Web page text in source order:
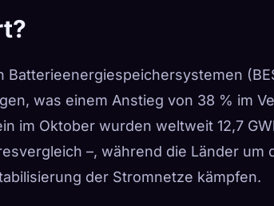
Batterieenergiespeichersystemen
was einem Anstieg von 38 % im
im Oktober wurden weltweit 12,7
–, während die Länder um
der Stromnetze kämpfen.